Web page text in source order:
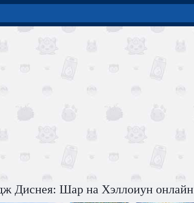
Диснея: Шар на Хэллоиун онлайн